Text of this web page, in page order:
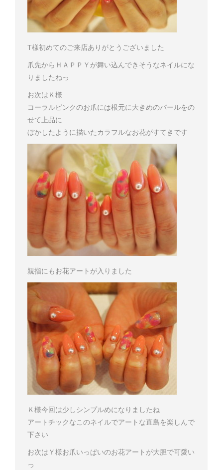
T様初めてのご来店ありがとうございました
爪先からＨＡＰＰＹが舞い込んできそうなネイルにな
りましたねっ
お次はＫ様
コーラルピンクのお爪には根元に大きめのパールをの
せて上品に
ぼかしたように描いたカラフルなお花がすてきです
親指にもお花アートが入りました
Ｋ様今回は少しシンプルめになりましたね
アートチックなこのネイルでアートな直島を楽しんで
下さい
お次はＹ様お爪いっぱいのお花アートが大胆で可愛い
っ